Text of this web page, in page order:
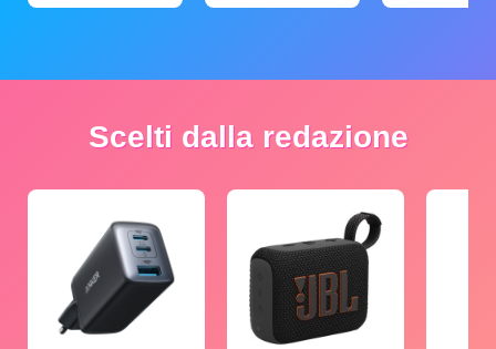
Scelti dalla redazione